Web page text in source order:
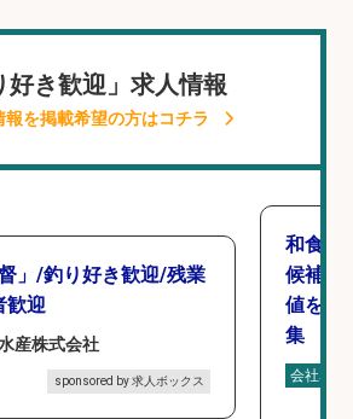
好き歓迎」求人情報
報を掲載希望の方はコチラ
」/釣り好き歓迎/残業
歓迎
産株式会社
sponsored by 求人ボックス
和食,
候補/
値を上
集
会社名